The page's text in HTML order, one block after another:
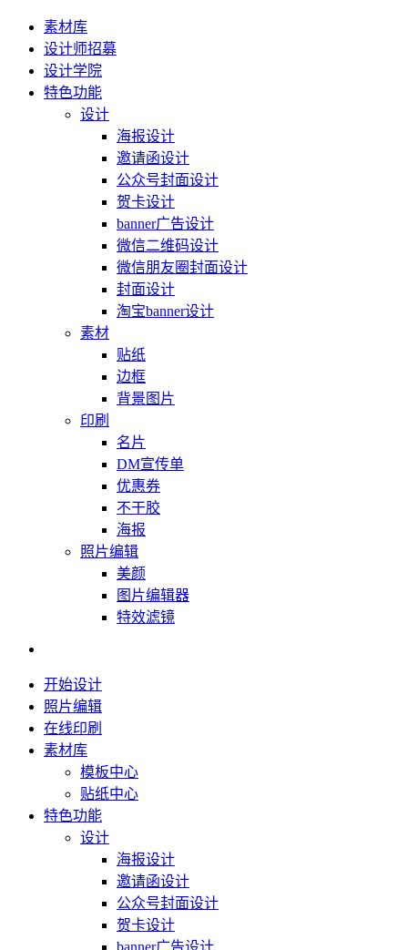
素材库
设计师招募
设计学院
特色功能
设计
海报设计
邀请函设计
公众号封面设计
贺卡设计
banner广告设计
微信二维码设计
微信朋友圈封面设计
封面设计
淘宝banner设计
素材
贴纸
边框
背景图片
印刷
名片
DM宣传单
优惠券
不干胶
海报
照片编辑
美颜
图片编辑器
特效滤镜
开始设计
照片编辑
在线印刷
素材库
模板中心
贴纸中心
特色功能
设计
海报设计
邀请函设计
公众号封面设计
贺卡设计
banner广告设计